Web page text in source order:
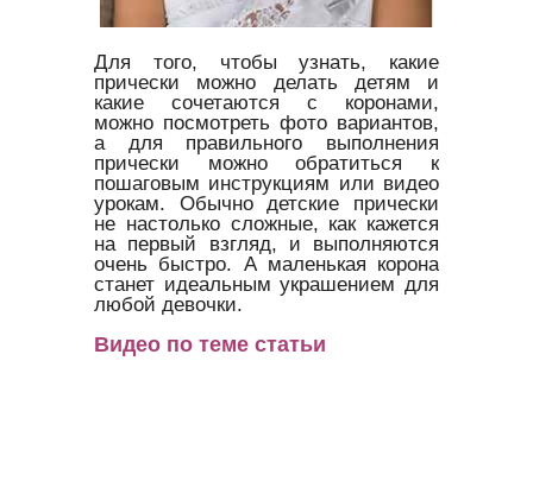
Для того, чтобы узнать, какие
прически можно делать детям и
какие сочетаются с коронами,
можно посмотреть фото вариантов,
а для правильного выполнения
прически можно обратиться к
пошаговым инструкциям или видео
урокам. Обычно детские прически
не настолько сложные, как кажется
на первый взгляд, и выполняются
очень быстро. А маленькая корона
станет идеальным украшением для
любой девочки.
Видео по теме статьи